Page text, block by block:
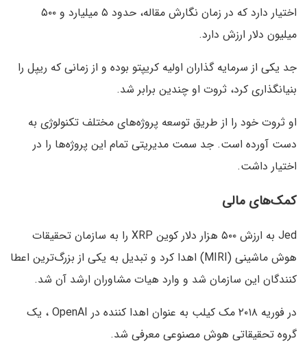
اختیار دارد که در زمان نگارش مقاله، حدود ۵ میلیارد و ۵۰۰
میلیون دلار ارزش دارد.
جد یکی از سرمایه گذاران اولیه کریپتو بوده و از زمانی که ریپل را
بنیانگذاری کرد، ثروت او چندین برابر شد.
او ثروت خود را از طریق توسعه پروژه‌های مختلف تکنولوژی به
دست آورده است. جد سمت مدیریتی تمام این پروژه‌ها را در
اختیار داشت.
کمک‌های مالی
Jed به ارزش ۵۰۰ هزار دلار کوین XRP را به سازمان تحقیقات
هوش ماشینی (MIRI) اهدا کرد و تبدیل به یکی از بزرگ‌ترین اعطا
کنندگان این سازمان شد و وارد هیات مشاوران ارشد آن شد.
در فوریه ۲۰۱۸ مک کیلب به عنوان اهدا کننده در OpenAI ، یک
گروه تحقیقاتی هوش مصنوعی معرفی شد.